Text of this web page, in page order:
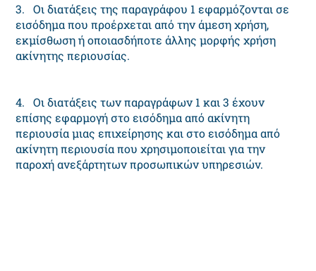
3. Οι διατάξεις της παραγράφου 1 εφαρμόζονται σε
εισόδημα που προέρχεται από την άμεση χρήση,
εκμίσθωση ή οποιασδήποτε άλλης μορφής χρήση
ακίνητης περιουσίας.
4. Οι διατάξεις των παραγράφων 1 και 3 έχουν
επίσης εφαρμογή στο εισόδημα από ακίνητη
περιουσία μιας επιχείρησης και στο εισόδημα από
ακίνητη περιουσία που χρησιμοποιείται για την
παροχή ανεξάρτητων προσωπικών υπηρεσιών.